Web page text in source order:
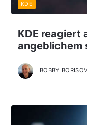
KDE reagiert
angeblichem
BOBBY
KDE